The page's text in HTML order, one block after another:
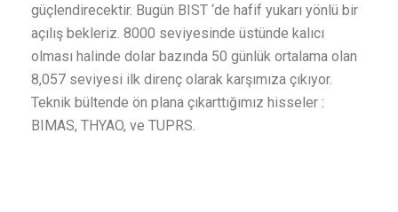
güçlendirecektir. Bugün BIST ‘de hafif yukarı yönlü bir
açılış bekleriz. 8000 seviyesinde üstünde kalıcı
olması halinde dolar bazında 50 günlük ortalama olan
8,057 seviyesi ilk direnç olarak karşımıza çıkıyor.
Teknik bültende ön plana çıkarttığımız hisseler :
BIMAS, THYAO, ve TUPRS.